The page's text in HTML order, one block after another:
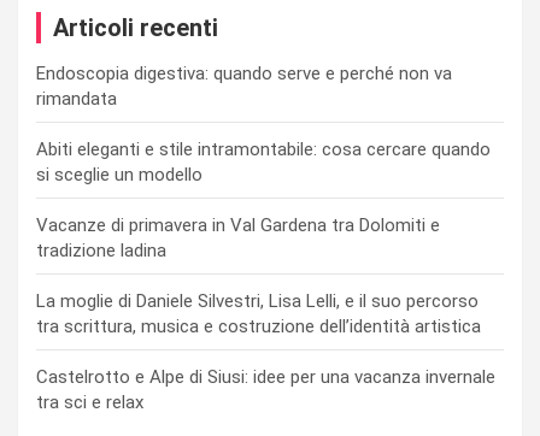
Articoli recenti
Endoscopia digestiva: quando serve e perché non va
rimandata
Abiti eleganti e stile intramontabile: cosa cercare quando
si sceglie un modello
Vacanze di primavera in Val Gardena tra Dolomiti e
tradizione ladina
La moglie di Daniele Silvestri, Lisa Lelli, e il suo percorso
tra scrittura, musica e costruzione dell’identità artistica
Castelrotto e Alpe di Siusi: idee per una vacanza invernale
tra sci e relax